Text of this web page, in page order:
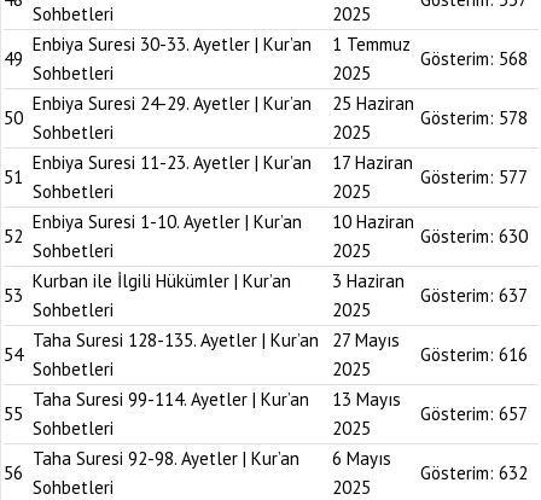
Sohbetleri 2025
49
Enbiya Suresi 30-33. Ayetler | Kur’an
Sohbetleri
1 Temmuz
2025
Gösterim: 568
50
Enbiya Suresi 24-29. Ayetler | Kur’an
Sohbetleri
25 Haziran
2025
Gösterim: 578
51
Enbiya Suresi 11-23. Ayetler | Kur’an
Sohbetleri
17 Haziran
2025
Gösterim: 577
52
Enbiya Suresi 1-10. Ayetler | Kur’an
Sohbetleri
10 Haziran
2025
Gösterim: 630
53
Kurban ile İlgili Hükümler | Kur’an
Sohbetleri
3 Haziran
2025
Gösterim: 637
54
Taha Suresi 128-135. Ayetler | Kur’an
Sohbetleri
27 Mayıs
2025
Gösterim: 616
55
Taha Suresi 99-114. Ayetler | Kur’an
Sohbetleri
13 Mayıs
2025
Gösterim: 657
56
Taha Suresi 92-98. Ayetler | Kur’an
Sohbetleri
6 Mayıs
2025
Gösterim: 632